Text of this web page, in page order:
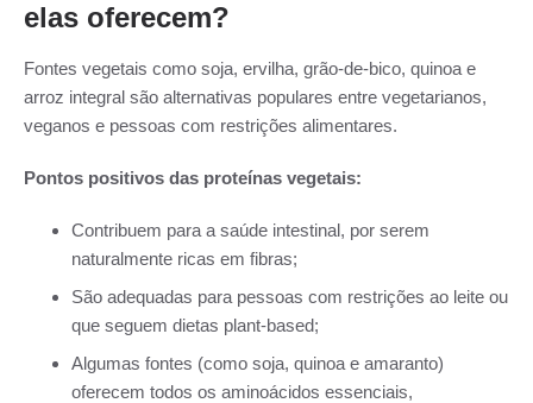
elas oferecem?
Fontes vegetais como soja, ervilha, grão-de-bico, quinoa e
arroz integral são alternativas populares entre vegetarianos,
veganos e pessoas com restrições alimentares.
Pontos positivos das proteínas vegetais:
Contribuem para a saúde intestinal, por serem
naturalmente ricas em fibras;
São adequadas para pessoas com restrições ao leite ou
que seguem dietas plant-based;
Algumas fontes (como soja, quinoa e amaranto)
oferecem todos os aminoácidos essenciais,